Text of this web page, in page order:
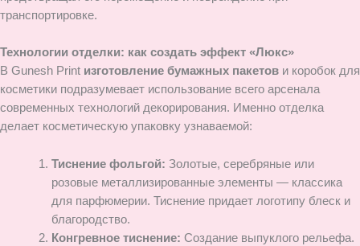
транспортировке.
Технологии отделки: как создать эффект «Люкс»
В Gunesh Print изготовление бумажных пакетов и коробок для
косметики подразумевает использование всего арсенала
современных технологий декорирования. Именно отделка
делает косметическую упаковку узнаваемой:
Тиснение фольгой: Золотые, серебряные или
розовые металлизированные элементы — классика
для парфюмерии. Тиснение придает логотипу блеск и
благородство.
Конгревное тиснение: Создание выпуклого рельефа.